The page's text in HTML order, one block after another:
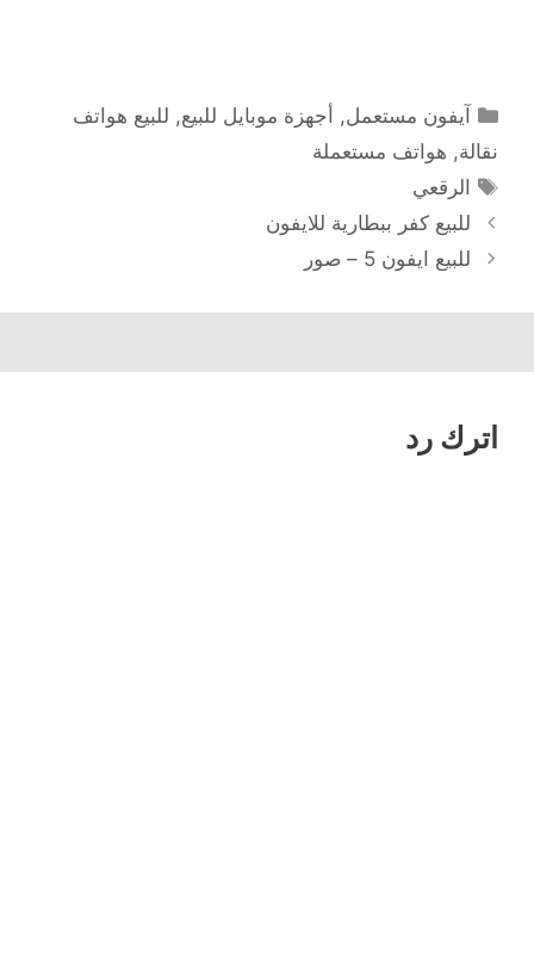
التصنيفات
آيفون مستعمل, أجهزة موبايل للبيع, للبيع هواتف
نقالة, هواتف مستعملة
الوسوم
الرقعي
للبيع كفر ببطارية للايفون
للبيع ايفون 5 – صور
اترك رد